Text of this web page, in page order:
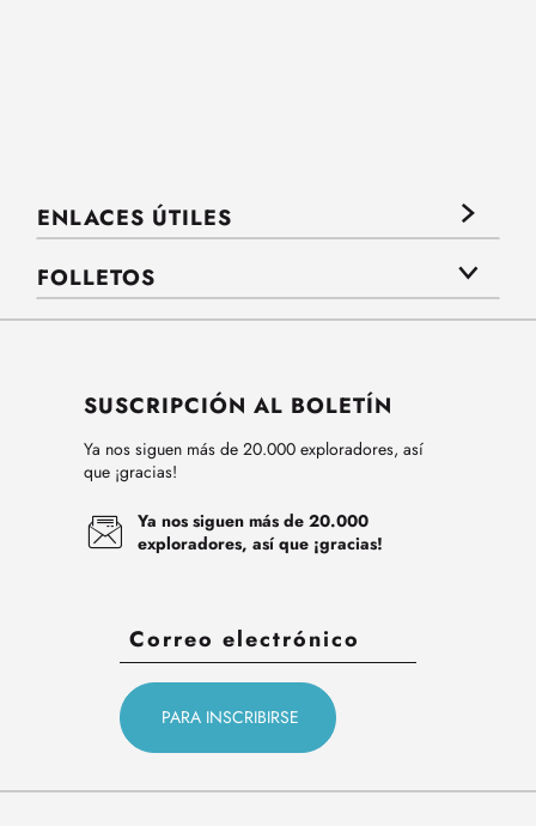
ENLACES ÚTILES
FOLLETOS
SUSCRIPCIÓN AL BOLETÍN
Ya nos siguen más de 20.000 exploradores, así
que ¡gracias!
Ya nos siguen más de 20.000
exploradores, así que ¡gracias!